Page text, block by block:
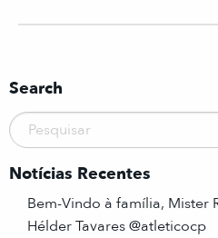
Search
Notícias Recentes
Bem-Vindo à família, Mister
Hélder Tavares @atleticocp